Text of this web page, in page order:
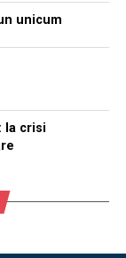
unicum
la crisi